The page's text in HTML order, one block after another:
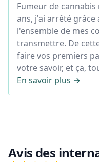
Fumeur de
ans, j'ai arrêté grâce
l'ensemble de mes
transmettre. De
faire vos premiers
votre savoir, et ça,
En savoir plus →
Avis des